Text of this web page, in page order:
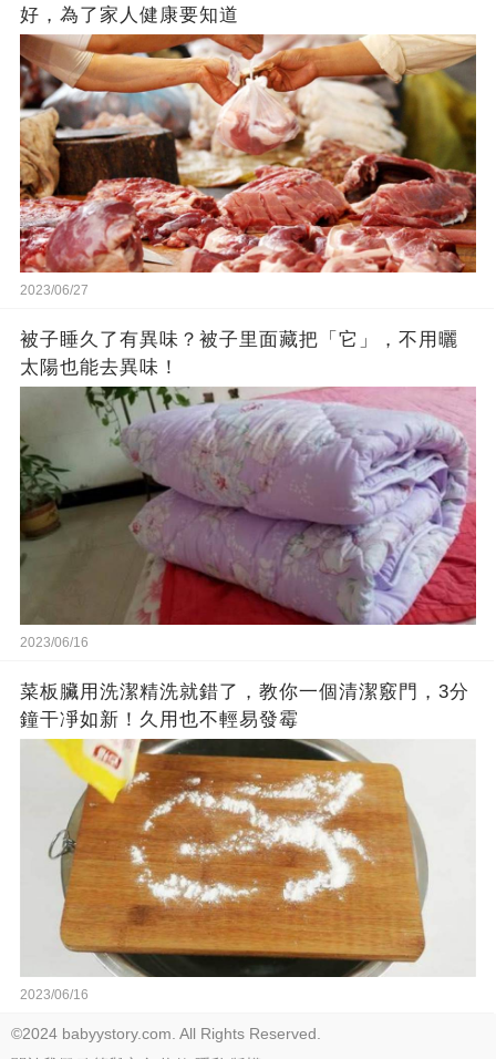
好，為了家人健康要知道
2023/06/27
被子睡久了有異味？被子里面藏把「它」，不用曬
太陽也能去異味！
2023/06/16
菜板臟用洗潔精洗就錯了，教你一個清潔竅門，3分
鐘干凈如新！久用也不輕易發霉
2023/06/16
©2024 babyystory.com. All Rights Reserved.